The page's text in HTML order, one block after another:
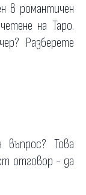
в романтичен
на Таро.
Разберете
Това
отговор - да